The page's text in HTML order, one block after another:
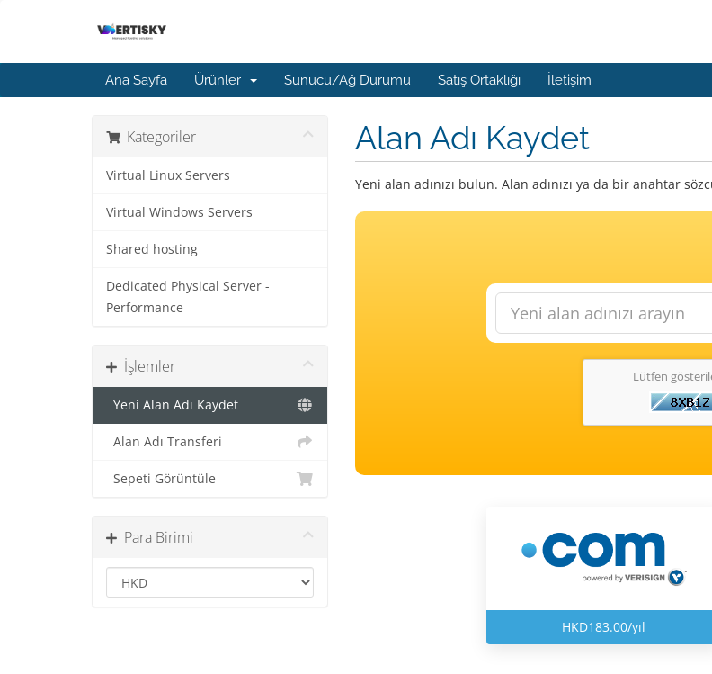
Ana Sayfa Ürünler Sunucu/Ağ Durumu Satış Ortaklığı İletişim
Kategoriler
Virtual Linux Servers
Virtual Windows Servers
Shared hosting
Dedicated Physical Server -
Performance
İşlemler
Yeni Alan Adı Kaydet
Alan Adı Transferi
Sepeti Görüntüle
Para Birimi
Alan Adı Kaydet
Yeni alan adınızı bulun. Alan adınızı ya da bir anahtar
Lütfen
HKD183.00/yıl